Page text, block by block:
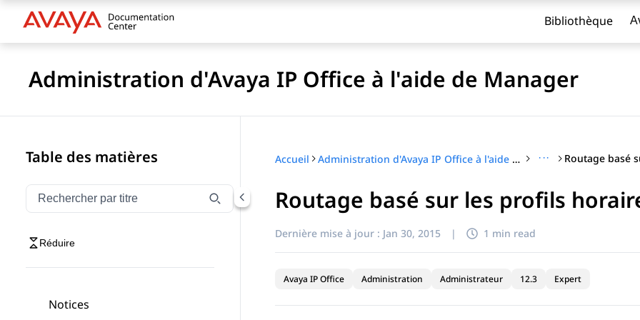
Bibliothèque
Administration d'Avaya IP Office à l'aide de Manager
Table des matières
Filtrer la navigation par titre
Saisissez pour filtrer les éléments de navigation par titre
Réduire
Notices
Accueil Administration d'Avaya IP Office à l'aide de Manager ···
Routage basé sur les profils
Dernière mise à jour : Jan 30, 2015 | 1 min read
Avaya IP Office Administration Administrateur 12.3 Expert